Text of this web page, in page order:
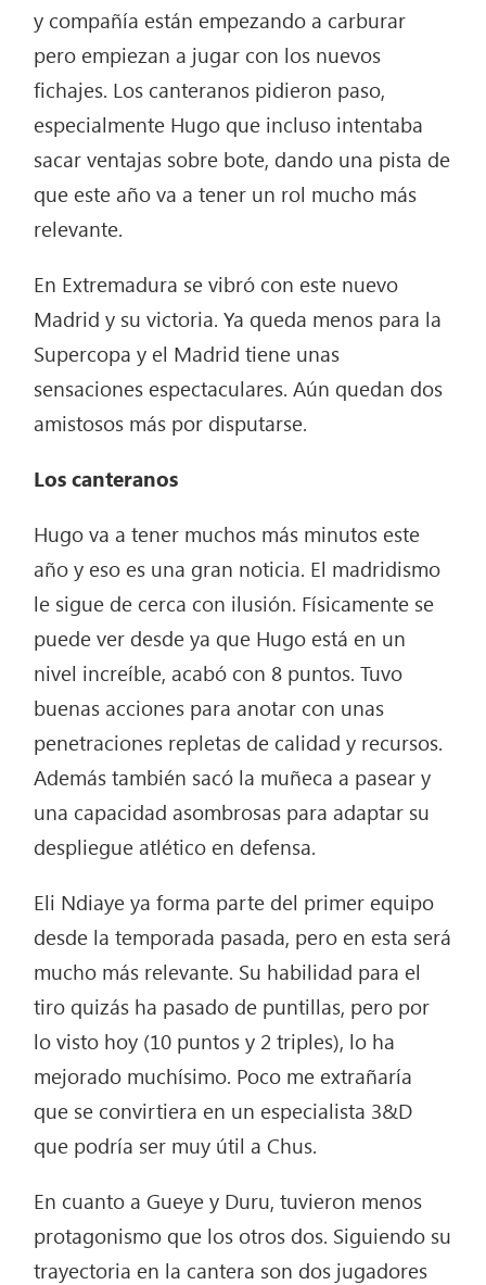
y compañía están empezando a carburar
pero empiezan a jugar con los nuevos
fichajes. Los canteranos pidieron paso,
especialmente Hugo que incluso intentaba
sacar ventajas sobre bote, dando una pista de
que este año va a tener un rol mucho más
relevante.
En Extremadura se vibró con este nuevo
Madrid y su victoria. Ya queda menos para la
Supercopa y el Madrid tiene unas
sensaciones espectaculares. Aún quedan dos
amistosos más por disputarse.
Los canteranos
Hugo va a tener muchos más minutos este
año y eso es una gran noticia. El madridismo
le sigue de cerca con ilusión. Físicamente se
puede ver desde ya que Hugo está en un
nivel increíble, acabó con 8 puntos. Tuvo
buenas acciones para anotar con unas
penetraciones repletas de calidad y recursos.
Además también sacó la muñeca a pasear y
una capacidad asombrosas para adaptar su
despliegue atlético en defensa.
Eli Ndiaye ya forma parte del primer equipo
desde la temporada pasada, pero en esta será
mucho más relevante. Su habilidad para el
tiro quizás ha pasado de puntillas, pero por
lo visto hoy (10 puntos y 2 triples), lo ha
mejorado muchísimo. Poco me extrañaría
que se convirtiera en un especialista 3&D
que podría ser muy útil a Chus.
En cuanto a Gueye y Duru, tuvieron menos
protagonismo que los otros dos. Siguiendo su
trayectoria en la cantera son dos jugadores